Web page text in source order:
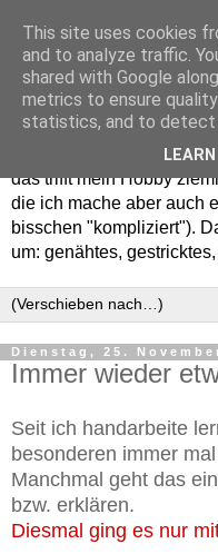
Willkommen in meinem
das trifft mein Hobby
die ich mache aber auch
bisschen "kompliziert").
um: genähtes,
Dienstag, 25.
Immer wieder
Seit ich handarbeite
besonderen immer
Manchmal geht das
bzw. erklären.
Diesmal ging es nur
This site uses cookies
and to analyze traffic.
shared with Google
metrics to ensure
statistics, and to detect